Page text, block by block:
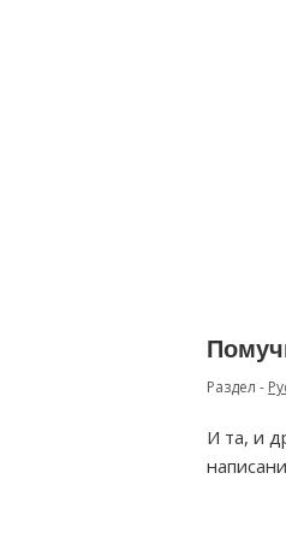
Раздел -
И та, и